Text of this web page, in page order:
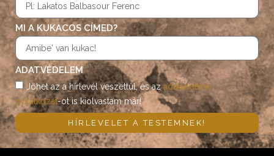
MI A KUKACOS CÍMED?
ADATVÉDELEM
Jöhet az a hírlevél veszettül, és azadatvédelmi
nyilatkozat-ot is kiolvastam már!
HÍRLEVELET A TESTEMNEK!